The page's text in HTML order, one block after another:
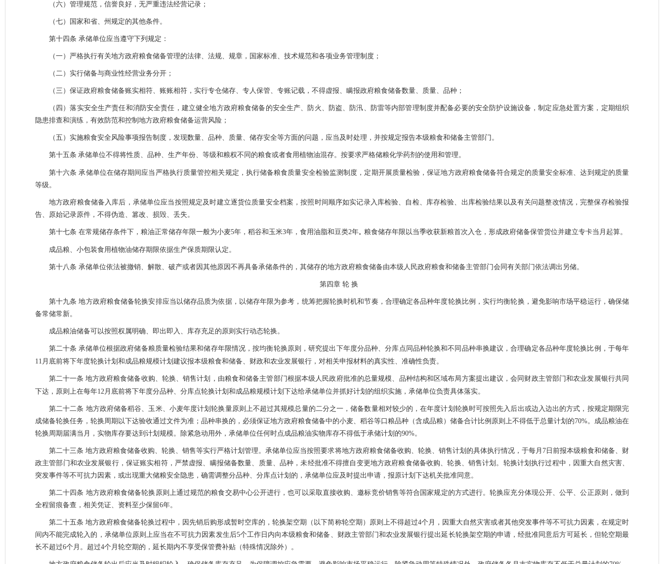
（六）管理规范，信誉良好，无严重违法经营记录；
（七）国家和省、州规定的其他条件。
第十四条 承储单位应当遵守下列规定：
（一）严格执行有关地方政府粮食储备管理的法律、法规、规章，国家标准、技术规范和各项业务管理制度；
（二）实行储备与商业性经营业务分开；
（三）保证政府粮食储备账实相符、账账相符，实行专仓储存、专人保管、专账记载，不得虚报、瞒报政府粮食储备数量、质量、品种；
（四）落实安全生产责任和消防安全责任，建立健全地方政府粮食储备的安全生产、防火、防盗、防汛、防雷等内部管理制度并配备必要的安全防护设施设备，制定应急处置方案，定期组织
隐患排查和演练，有效防范和控制地方政府粮食储备运营风险；
（五）实施粮食安全风险事项报告制度，发现数量、品种、质量、储存安全等方面的问题，应当及时处理，并按规定报告本级粮食和储备主管部门。
第十五条 承储单位不得将性质、品种、生产年份、等级和粮权不同的粮食或者食用植物油混存。按要求严格储粮化学药剂的使用和管理。
第十六条 承储单位在储存期间应当严格执行质量管控相关规定，执行储备粮食质量安全检验监测制度，定期开展质量检验，保证地方政府粮食储备符合规定的质量安全标准、达到规定的质量
等级。
地方政府粮食储备入库后，承储单位应当按照规定及时建立逐货位质量安全档案，按照时间顺序如实记录入库检验、自检、库存检验、出库检验结果以及有关问题整改情况，完整保存检验报
告、原始记录原件，不得伪造、篡改、损毁、丢失。
第十七条 在常规储存条件下，粮油正常储存年限一般为小麦5年，稻谷和玉米3年，食用油脂和豆类2年。 粮食储存年限以当季收获新粮首次入仓，形成政府储备保管货位并建立专卡当月起算。
成品粮、小包装食用植物油储存期限依据生产保质期限认定。
第十八条 承储单位依法被撤销、解散、破产或者因其他原因不再具备承储条件的，其储存的地方政府粮食储备由本级人民政府粮食和储备主管部门会同有关部门依法调出另储。
第四章 轮 换
第十九条 地方政府粮食储备轮换安排应当以储存品质为依据，以储存年限为参考，统筹把握轮换时机和节奏，合理确定各品种年度轮换比例，实行均衡轮换，避免影响市场平稳运行，确保储
备常储常新。
成品粮油储备可以按照权属明确、即出即入、库存充足的原则实行动态轮换。
第二十条 承储单位根据政府储备粮质量检验结果和储存年限情况，按均衡轮换原则，研究提出下年度分品种、分库点同品种轮换和不同品种串换建议，合理确定各品种年度轮换比例，于每年
11月底前将下年度轮换计划和成品粮规模计划建议报本级粮食和储备、财政和农业发展银行，对相关申报材料的真实性、准确性负责。
第二十一条 地方政府粮食储备收购、轮换、销售计划，由粮食和储备主管部门根据本级人民政府批准的总量规模、品种结构和区域布局方案提出建议，会同财政主管部门和农业发展银行共同
下达，原则上在每年12月底前将下年度分品种、分库点轮换计划和成品粮规模计划下达给承储单位并抓好计划的组织实施，承储单位负责具体落实。
第二十二条 地方政府储备稻谷、玉米、小麦年度计划轮换量原则上不超过其规模总量的二分之一，储备数量相对较少的，在年度计划轮换时可按照先入后出或边入边出的方式，按规定期限完
成储备轮换任务，轮换周期以下达验收通过文件为准；品种串换的，必须保证地方政府粮食储备中的小麦、稻谷等口粮品种（含成品粮）储备合计比例原则上不得低于总量计划的70%。成品粮油在
轮换周期届满当月，实物库存要达到计划规模。除紧急动用外，承储单位任何时点成品粮油实物库存不得低于承储计划的90%。
第二十三条 地方政府粮食储备收购、轮换、销售等实行严格计划管理。承储单位应当按照要求将地方政府粮食储备收购、轮换、销售计划的具体执行情况，于每月7日前报本级粮食和储备、财
政主管部门和农业发展银行，保证账实相符，严禁虚报、瞒报储备数量、质量、品种，未经批准不得擅自变更地方政府粮食储备收购、轮换、销售计划。轮换计划执行过程中，因重大自然灾害、
突发事件等不可抗力因素，或出现重大储粮安全隐患，确需调整分品种、分库点计划的，承储单位应及时提出申请，报原计划下达机关批准同意。
第二十四条 地方政府粮食储备轮换原则上通过规范的粮食交易中心公开进行，也可以采取直接收购、邀标竞价销售等符合国家规定的方式进行。轮换应充分体现公开、公平、公正原则，做到
全程留痕备查，相关凭证、资料至少保留6年。
第二十五条 地方政府粮食储备轮换过程中，因先销后购形成暂时空库的，轮换架空期（以下简称轮空期）原则上不得超过4个月，因重大自然灾害或者其他突发事件等不可抗力因素，在规定时
间内不能完成轮入的，承储单位原则上应当在不可抗力因素发生后5个工作日内向本级粮食和储备、财政主管部门和农业发展银行提出延长轮换架空期的申请，经批准同意后方可延长，但轮空期最
长不超过6个月。超过4个月轮空期的，延长期内不享受保管费补贴（特殊情况除外）。